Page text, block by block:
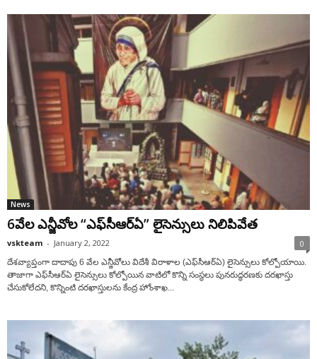
News
6వేల ఎన్జీవోల “ఎఫ్‌సీఆర్‌ఏ” లైసెన్సులు నిలిపివేత
vskteam - January 2, 2022 0
దేశవ్యాప్తంగా దాదాపు 6 వేల ఎన్జీవోలు విదేశీ విరాళాల (ఎఫ్‌సీఆర్‌ఏ) లైసెన్సులు కోల్పోయాయి.
తాజాగా ఎఫ్‌సీఆర్‌ఏ లైసెన్సులు కోల్పోయిన వాటిలో కొన్ని సంస్థలు పునరుద్ధరణకు దరఖాస్తు
చేసుకోలేదని, కొన్నింటి దరఖాస్తులను కేంద్ర హోంశాఖ...